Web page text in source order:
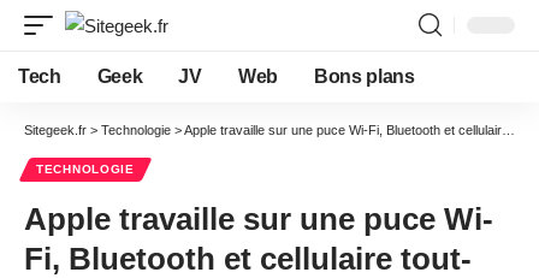
Tech Geek JV Web Bons plans
Sitegeek.fr > Technologie >Apple travaille sur une puce Wi-Fi, Bluetooth et cellulaire tout-en-un
TECHNOLOGIE
Apple travaille sur une puce Wi-
Fi, Bluetooth et cellulaire tout-